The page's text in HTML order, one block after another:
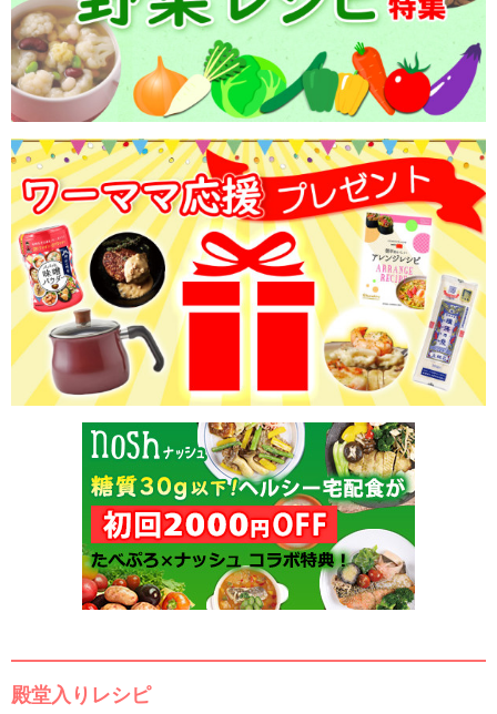
殿堂入りレシピ